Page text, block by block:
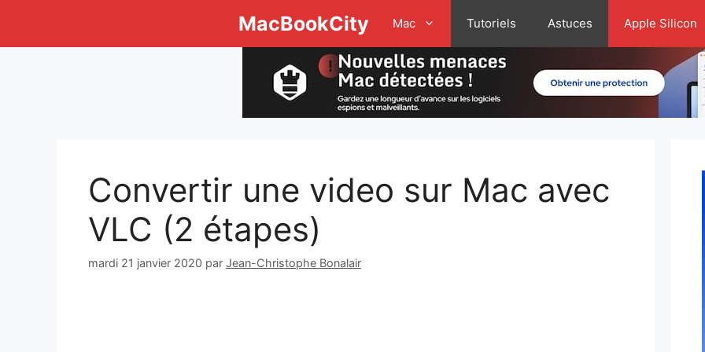
contenu
MacBookCity Mac Tutoriels Astuces Apple Silicon
Convertir une video sur Mac avec
VLC (2 étapes)
mardi 21 janvier 2020 par Jean-Christophe Bonalair